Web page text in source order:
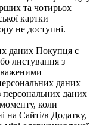
та чотирьох
картки
не доступні.
даних Покупця є
листування з
даних
даних
коли
на Сайті/в Додатку,